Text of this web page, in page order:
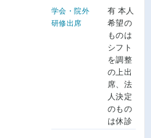
学会・院外
研修出席
有 本人
希望の
ものは
シフト
を調整
の上出
席、法
人決定
のもの
は休診